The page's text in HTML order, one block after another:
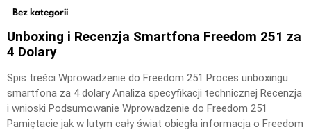
Bez kategorii
Unboxing i Recenzja Smartfona Freedom 251 za
4 Dolary
Spis treści Wprowadzenie do Freedom 251 Proces unboxingu
smartfona za 4 dolary Analiza specyfikacji technicznej Recenzja
i wnioski Podsumowanie Wprowadzenie do Freedom 251
Pamiętacie jak w lutym cały świat obiegła informacja o Freedom